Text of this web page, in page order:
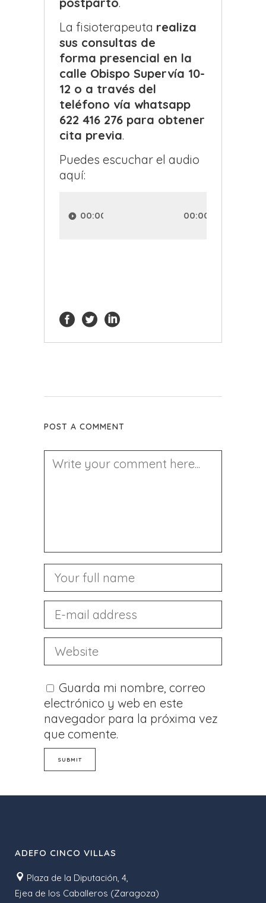
La fisioterapeuta realiza
sus consultas de
forma presencial en la
calle Obispo Supervía 10-
12 o a través del
teléfono vía whatsapp
622 416 276 para obtener
cita previa.
Puedes escuchar el audio
aquí:
de
00:00 00:00
POST A COMMENT
Guarda mi nombre, correo
electrónico y web en este
navegador para la próxima vez
que comente.
ADEFO CINCO VILLAS
Plaza de la Diputación, 4,
Ejea de los Caballeros (Zaragoza)